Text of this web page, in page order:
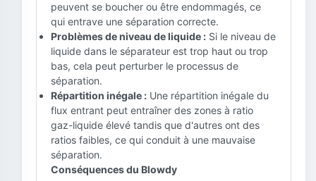
peuvent se boucher ou être endommagés, ce
qui entrave une séparation correcte.
Problèmes de niveau de liquide : Si le niveau de
liquide dans le séparateur est trop haut ou trop
bas, cela peut perturber le processus de
séparation.
Répartition inégale : Une répartition inégale du
flux entrant peut entraîner des zones à ratio
gaz-liquide élevé tandis que d'autres ont des
ratios faibles, ce qui conduit à une mauvaise
séparation.
Conséquences du Blowdy